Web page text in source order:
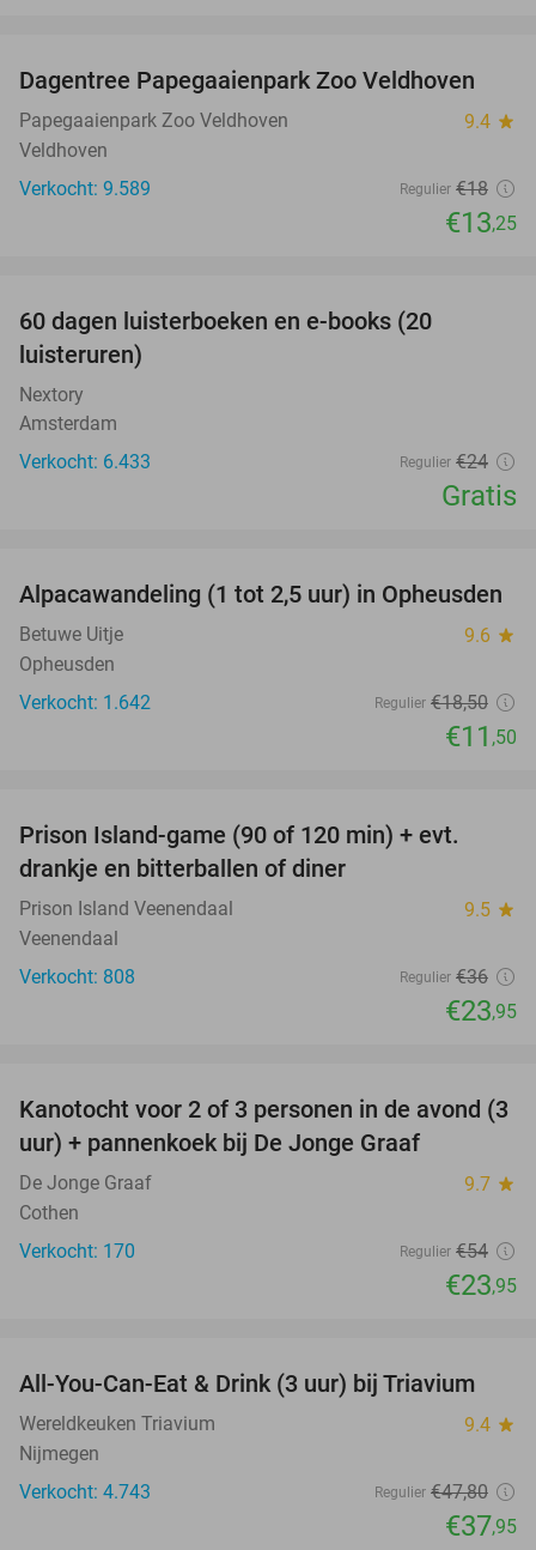
26%
Dagentree Papegaaienpark Zoo Veldhoven
Papegaaienpark Zoo Veldhoven 9.4 star
Veldhoven
Verkocht: 9.589
Regulier €18
€13,25
60 dagen luisterboeken en e-books (20
luisteruren)
Nextory
Amsterdam
Verkocht: 6.433
Regulier €24
Gratis
38%
Alpacawandeling (1 tot 2,5 uur) in Opheusden
Betuwe Uitje 9.6 star
Opheusden
Verkocht: 1.642
Regulier €18,50
€11 ,50
Prison Island-game (90 of 120 min) + evt.
drankje en bitterballen of diner
Prison Island Veenendaal 9.5 star
Veenendaal
Verkocht: 808
Regulier €36
€23,95
56%
Kanotocht voor 2 of 3 personen in de avond (3
uur) + pannenkoek bij De Jonge Graaf
De Jonge Graaf 9.7 star
Cothen
Verkocht: 170
Regulier €54
€23,95
21%
All-You-Can-Eat & Drink (3 uur) bij Triavium
Wereldkeuken Triavium 9.4 star
Nijmegen
Verkocht: 4.743
Regulier €47,80
€37,95